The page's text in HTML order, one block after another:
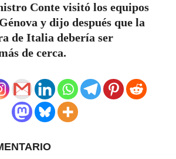
Conte visitó los equipos
y dijo después que la
de Italia debería ser
de cerca.